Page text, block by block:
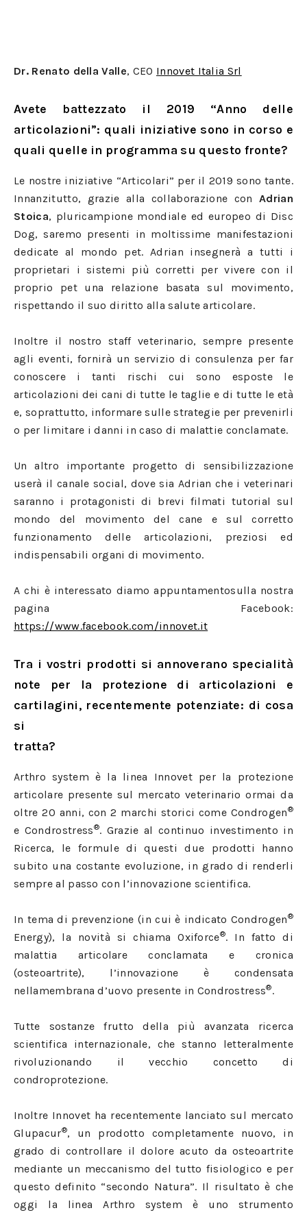
Dr. Renato della Valle, CEO Innovet Italia Srl
Avete battezzato il 2019 “Anno delle
articolazioni”: quali iniziative sono in corso e
quali quelle in programma su questo fronte?
Le nostre iniziative “Articolari” per il 2019 sono tante.
Innanzitutto, grazie alla collaborazione conAdrian
Stoica, pluricampione mondiale ed europeo di Disc
Dog, saremo presenti in moltissime manifestazioni
dedicate al mondo pet. Adrian insegnerà a tutti i
proprietari i sistemi più corretti per vivere con il
proprio pet una relazione basata sul movimento,
rispettando il suo diritto alla salute articolare.
Inoltre il nostro staff veterinario, sempre presente
agli eventi, fornirà un servizio di consulenza per far
conoscere i tanti rischi cui sono esposte le
articolazioni dei cani di tutte le taglie e di tutte le età
e, soprattutto, informare sulle strategie per prevenirli
o per limitare i danni in caso di malattie conclamate.
Un altro importante progetto di sensibilizzazione
userà il canale social, dove sia Adrian che i veterinari
saranno i protagonisti di brevi filmati tutorial sul
mondo del movimento del cane e sul corretto
funzionamento delle articolazioni, preziosi ed
indispensabili organi di movimento.
A chi è interessato diamo appuntamentosulla nostra
pagina Facebook:
https://www.facebook.com/innovet.it
Tra i vostri prodotti si annoverano specialità
note per la protezione di articolazioni e
cartilagini, recentemente potenziate: di cosa
si
tratta?
Arthro system è la linea Innovet per la protezione
articolare presente sul mercato veterinario ormai da
oltre 20 anni, con 2 marchi storici come Condrogen®
e Condrostress®. Grazie al continuo investimento in
Ricerca, le formule di questi due prodotti hanno
subito una costante evoluzione, in grado di renderli
sempre al passo con l’innovazione scientifica.
In tema di prevenzione (in cui è indicato Condrogen®
Energy), la novità si chiama Oxiforce®. In fatto di
malattia articolare conclamata e cronica
(osteoartrite), l’innovazione è condensata
nellamembrana d’uovo presente in Condrostress®.
Tutte sostanze frutto della più avanzata ricerca
scientifica internazionale, che stanno letteralmente
rivoluzionando il vecchio concetto di
condroprotezione.
Inoltre Innovet ha recentemente lanciato sul mercato
Glupacur®, un prodotto completamente nuovo, in
grado di controllare il dolore acuto da osteoartrite
mediante un meccanismo del tutto fisiologico e per
questo definito “secondo Natura”. Il risultato è che
oggi la linea Arthro system è uno strumento